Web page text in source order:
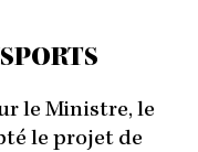
le Ministre, le
le projet de